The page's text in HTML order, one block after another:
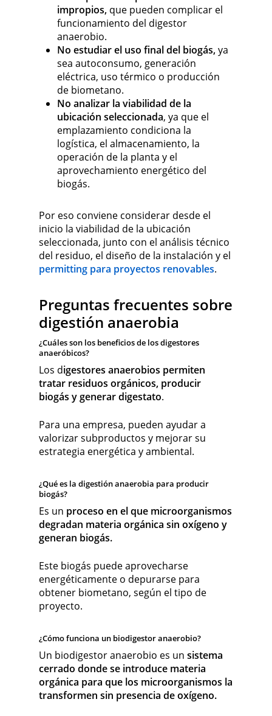
impropios, que pueden complicar el
funcionamiento del digestor
anaerobio.
No estudiar el uso final del biogás,ya
sea autoconsumo, generación
eléctrica, uso térmico o producción
de biometano.
No analizar la viabilidad de la
ubicación seleccionada, ya que el
emplazamiento condiciona la
logística, el almacenamiento, la
operación de la planta y el
aprovechamiento energético del
biogás.
Por eso conviene considerar desde el
inicio la viabilidad de la ubicación
seleccionada, junto con el análisis técnico
del residuo, el diseño de la instalación y el
permitting para proyectos renovables.
Preguntas frecuentes sobre
digestión anaerobia
¿Cuáles son los beneficios de los digestores
anaeróbicos?
Los digestores anaerobios permiten
tratar residuos orgánicos, producir
biogás y generar digestato.
Para una empresa, pueden ayudar a
valorizar subproductos y mejorar su
estrategia energética y ambiental.
¿Qué es la digestión anaerobia para producir
biogás?
Es un proceso en el que microorganismos
degradan materia orgánica sin oxígeno y
generan biogás.
Este biogás puede aprovecharse
energéticamente o depurarse para
obtener biometano, según el tipo de
proyecto.
¿Cómo funciona un biodigestor anaerobio?
Un biodigestor anaerobio es un sistema
cerrado donde se introduce materia
orgánica para que los microorganismos la
transformen sin presencia de oxígeno.